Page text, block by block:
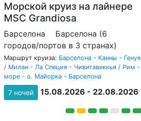
Морской круиз на лайнере
MSC Grandiosa
Барселона
Барселона (6
городов/портов в 3 странах)
Маршрут круиза: Барселона - Канны - Генуя
/ Милан - Ла Специя - Чивитавеккья / Рим -
море - о. Майорка - Барселона
7 ночей 15.08.2026 - 22.08.2026